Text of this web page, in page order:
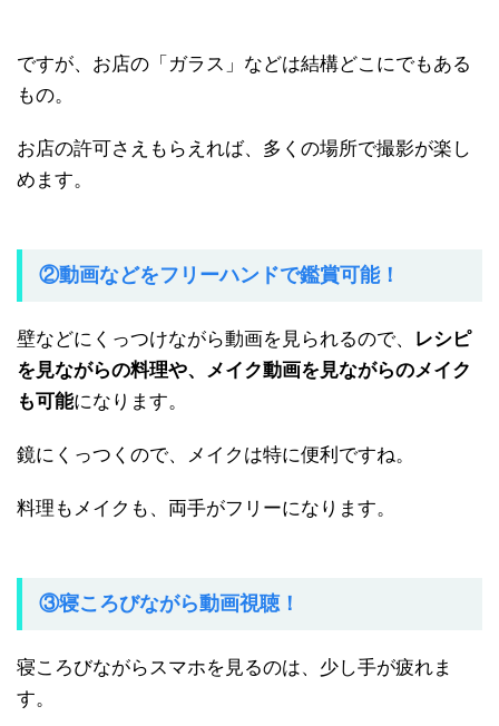
ですが、お店の「ガラス」などは結構どこにでもある
もの。
お店の許可さえもらえれば、多くの場所で撮影が楽し
めます。
②動画などをフリーハンドで鑑賞可能！
壁などにくっつけながら動画を見られるので、
レシピ
を見ながらの料理や、メイク動画を見ながらのメイク
も可能になります。
鏡にくっつくので、メイクは特に便利ですね。
料理もメイクも、両手がフリーになります。
③寝ころびながら動画視聴！
寝ころびながらスマホを見るのは、少し手が疲れま
す。